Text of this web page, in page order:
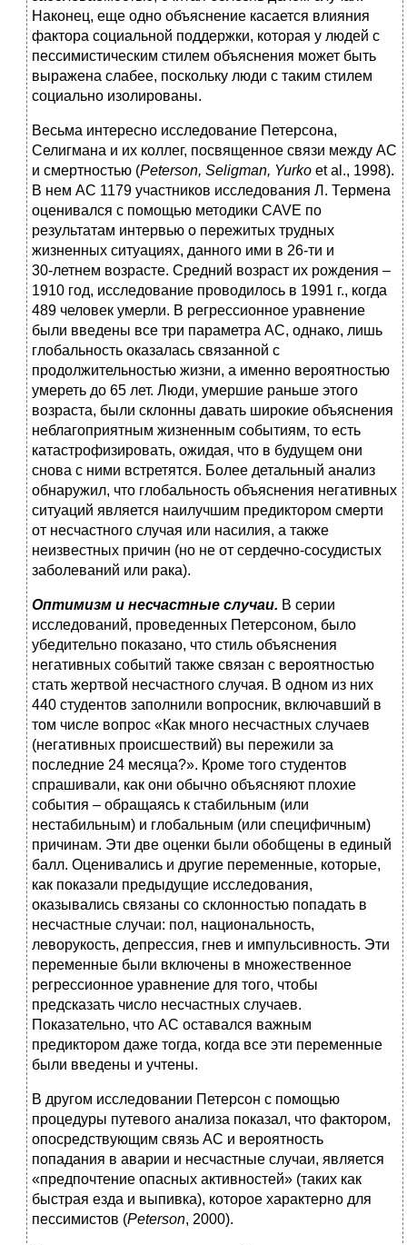
Наконец, еще одно объяснение касается влияния
фактора социальной поддержки, которая у людей с
пессимистическим стилем объяснения может быть
выражена слабее, поскольку люди с таким стилем
социально изолированы.
Весьма интересно исследование Петерсона,
Селигмана и их коллег, посвященное связи между АС
и смертностью (Peterson, Seligman, Yurko et al., 1998).
В нем АС 1179 участников исследования Л. Термена
оценивался с помощью методики CAVE по
результатам интервью о пережитых трудных
жизненных ситуациях, данного ими в 26‑ти и
30‑летнем возрасте. Средний возраст их рождения –
1910 год, исследование проводилось в 1991 г., когда
489 человек умерли. В регрессионное уравнение
были введены все три параметра АС, однако, лишь
глобальность оказалась связанной с
продолжительностью жизни, а именно вероятностью
умереть до 65 лет. Люди, умершие раньше этого
возраста, были склонны давать широкие объяснения
неблагоприятным жизненным событиям, то есть
катастрофизировать, ожидая, что в будущем они
снова с ними встретятся. Более детальный анализ
обнаружил, что глобальность объяснения негативных
ситуаций является наилучшим предиктором смерти
от несчастного случая или насилия, а также
неизвестных причин (но не от сердечно‑сосудистых
заболеваний или рака).
Оптимизм и несчастные случаи. В серии
исследований, проведенных Петерсоном, было
убедительно показано, что стиль объяснения
негативных событий также связан с вероятностью
стать жертвой несчастного случая. В одном из них
440 студентов заполнили вопросник, включавший в
том числе вопрос «Как много несчастных случаев
(негативных происшествий) вы пережили за
последние 24 месяца?». Кроме того студентов
спрашивали, как они обычно объясняют плохие
события – обращаясь к стабильным (или
нестабильным) и глобальным (или специфичным)
причинам. Эти две оценки были обобщены в единый
балл. Оценивались и другие переменные, которые,
как показали предыдущие исследования,
оказывались связаны со склонностью попадать в
несчастные случаи: пол, национальность,
леворукость, депрессия, гнев и импульсивность. Эти
переменные были включены в множественное
регрессионное уравнение для того, чтобы
предсказать число несчастных случаев.
Показательно, что АС оставался важным
предиктором даже тогда, когда все эти переменные
были введены и учтены.
В другом исследовании Петерсон с помощью
процедуры путевого анализа показал, что фактором,
опосредствующим связь АС и вероятность
попадания в аварии и несчастные случаи, является
«предпочтение опасных активностей» (таких как
быстрая езда и выпивка), которое характерно для
пессимистов (Peterson, 2000).